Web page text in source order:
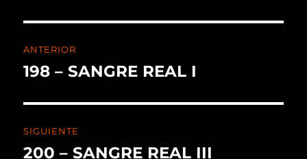
ANTERIOR
198 – SANGRE REAL I
SIGUIENTE
200 – SANGRE REAL III